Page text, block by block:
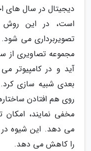
دیجیتال در سال های
است، در این روش
تصویربرداری می
مجموعه تصاویری
آید و در کامپیوتر
بعدی شبیه سازی
روی هم افتادن
مخفی نمایند،
می دهد. این شیوه در
را کاهش می دهد.